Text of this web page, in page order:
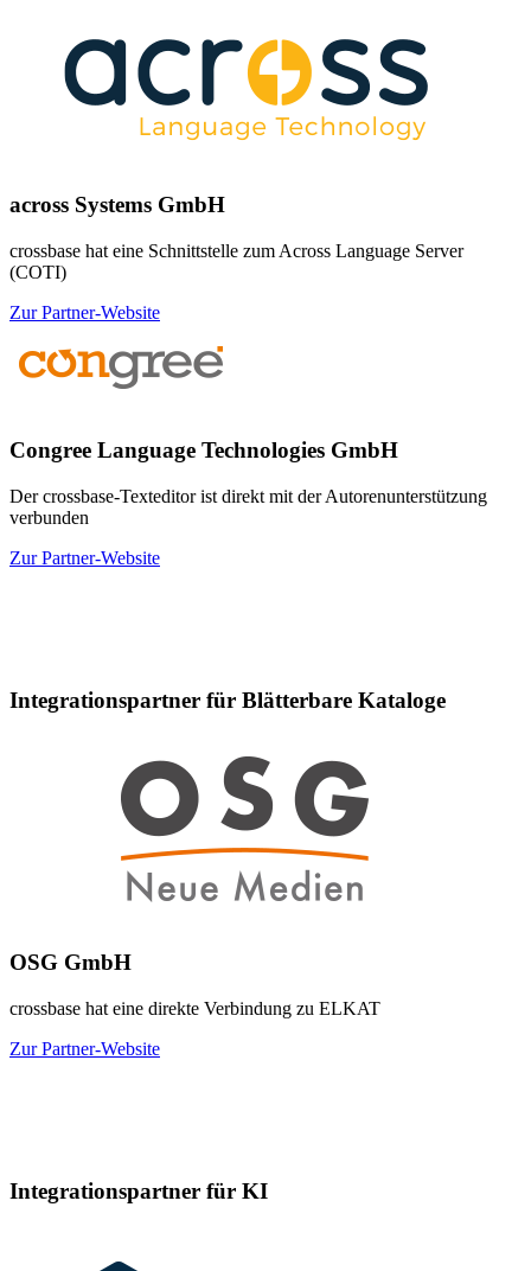
across Systems GmbH
crossbase hat eine Schnittstelle zum Across Language Server
(COTI)
Zur Partner-Website
Congree Language Technologies GmbH
Der crossbase-Texteditor ist direkt mit der Autorenunterstützung
verbunden
Zur Partner-Website
Integrationspartner für Blätterbare Kataloge
OSG GmbH
crossbase hat eine direkte Verbindung zu ELKAT
Zur Partner-Website
Integrationspartner für KI